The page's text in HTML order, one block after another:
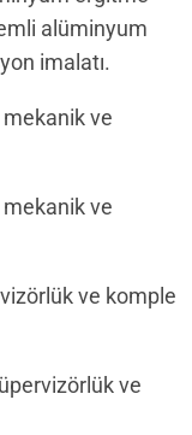
alüminyum
imalatı.
mekanik ve
mekanik ve
ve komple
ve